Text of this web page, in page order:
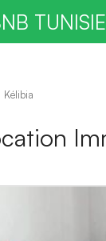
TUNISIE
Kélibia